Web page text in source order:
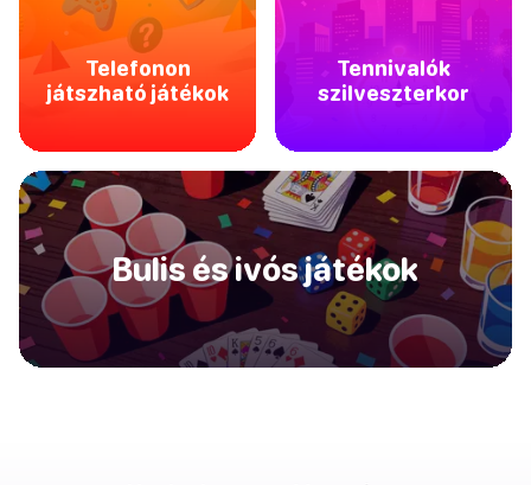
Telefonon
játszható játékok
Tennivalók
szilveszterkor
Bulis és ivós játékok